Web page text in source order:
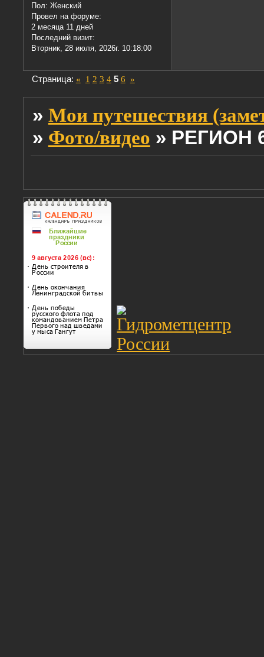
Пол: Женский
Провел на форуме:
2 месяца 11 дней
Последний визит:
Вторник, 28 июля, 2026г. 10:18:00
Страница: « 1 2 3 4 5 6 »
» Мои путешествия
» Фото/видео » РЕГИОН